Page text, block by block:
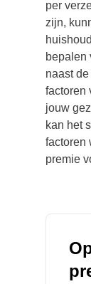
per
zijn,
bepalen
naast
factoren
jouw
kan het
factoren
premie